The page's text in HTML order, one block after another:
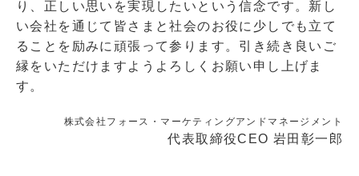
り、正しい思いを実現したいという信念です。新し
い会社を通じて皆さまと社会のお役に少しでも立て
ることを励みに頑張って参ります。引き続き良いご
縁をいただけますようよろしくお願い申し上げま
す。
株式会社フォース・マーケティングアンドマネージメント
代表取締役CEO 岩田彰一郎